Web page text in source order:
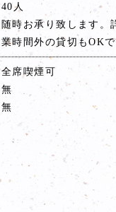
40人
随時お承り致します。
業時間外の貸切もOKで
全席喫煙可
無
無